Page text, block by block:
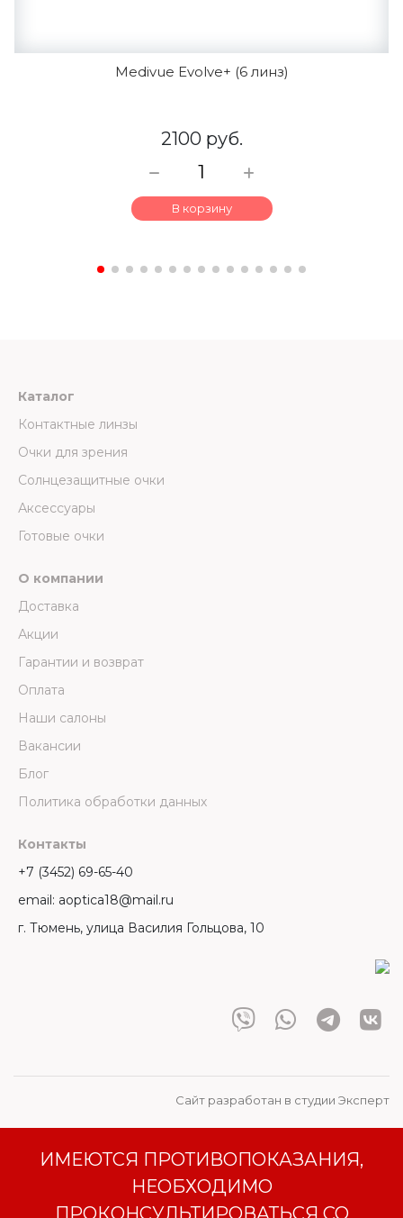
Medivue Evolve+ (6 линз)
2100 руб.
В корзину
Каталог
Контактные линзы
Очки для зрения
Солнцезащитные очки
Аксессуары
Готовые очки
О компании
Доставка
Акции
Гарантии и возврат
Оплата
Наши салоны
Вакансии
Блог
Политика обработки данных
Контакты
+7 (3452) 69-65-40
email: aoptica18@mail.ru
г. Тюмень, улица Василия Гольцова, 10
Сайт разработан в студии Эксперт
ИМЕЮТСЯ ПРОТИВОПОКАЗАНИЯ,
НЕОБХОДИМО
ПРОКОНСУЛЬТИРОВАТЬСЯ СО